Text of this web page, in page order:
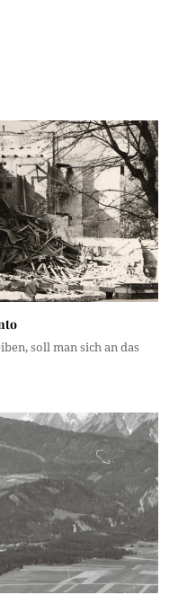
soll man sich an das